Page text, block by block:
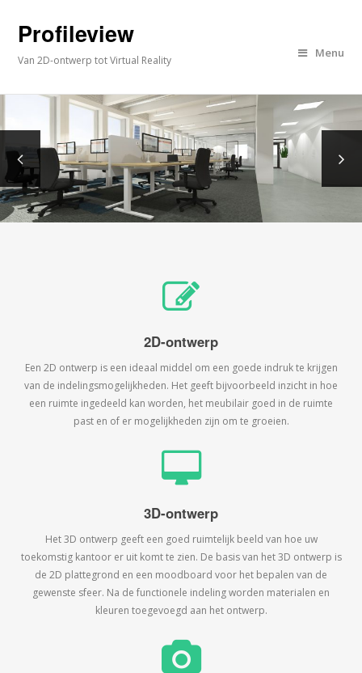
Profileview
Van 2D-ontwerp tot Virtual Reality
Menu
2D-ontwerp
Een 2D ontwerp is een ideaal middel om een goede indruk te krijgen
van de indelingsmogelijkheden. Het geeft bijvoorbeeld inzicht in hoe
een ruimte ingedeeld kan worden, het meubilair goed in de ruimte
past en of er mogelijkheden zijn om te groeien.
3D-ontwerp
Het 3D ontwerp geeft een goed ruimtelijk beeld van hoe uw
toekomstig kantoor er uit komt te zien. De basis van het 3D ontwerp is
de 2D plattegrond en een moodboard voor het bepalen van de
gewenste sfeer. Na de functionele indeling worden materialen en
kleuren toegevoegd aan het ontwerp.